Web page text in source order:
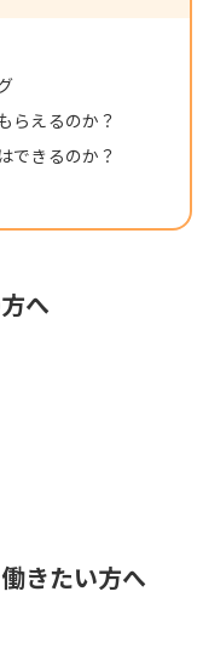
らえるのか？
できるのか？
へ
働きたい方へ